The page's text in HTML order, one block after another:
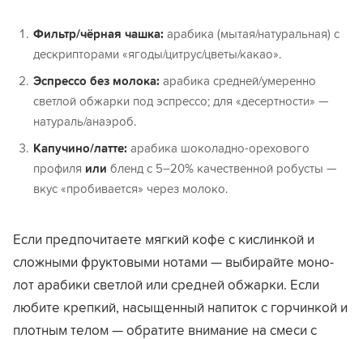
Фильтр/чёрная чашка: арабика (мытая/натуральная) с
дескрипторами «ягоды/цитрус/цветы/какао».
Эспрессо без молока: арабика средней/умеренно
светлой обжарки под эспрессо; для «десертности» —
натураль/анаэроб.
Капучино/латте: арабика шоколадно-орехового
профиля или бленд с 5–20% качественной робусты —
вкус «пробивается» через молоко.
Если предпочитаете мягкий кофе с кислинкой и
сложными фруктовыми нотами — выбирайте моно-
лот арабики светлой или средней обжарки. Если
любите крепкий, насыщенный напиток с горчинкой и
плотным телом — обратите внимание на смеси с